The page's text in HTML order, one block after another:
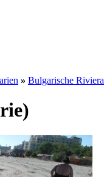
» Bulgarische Riviera